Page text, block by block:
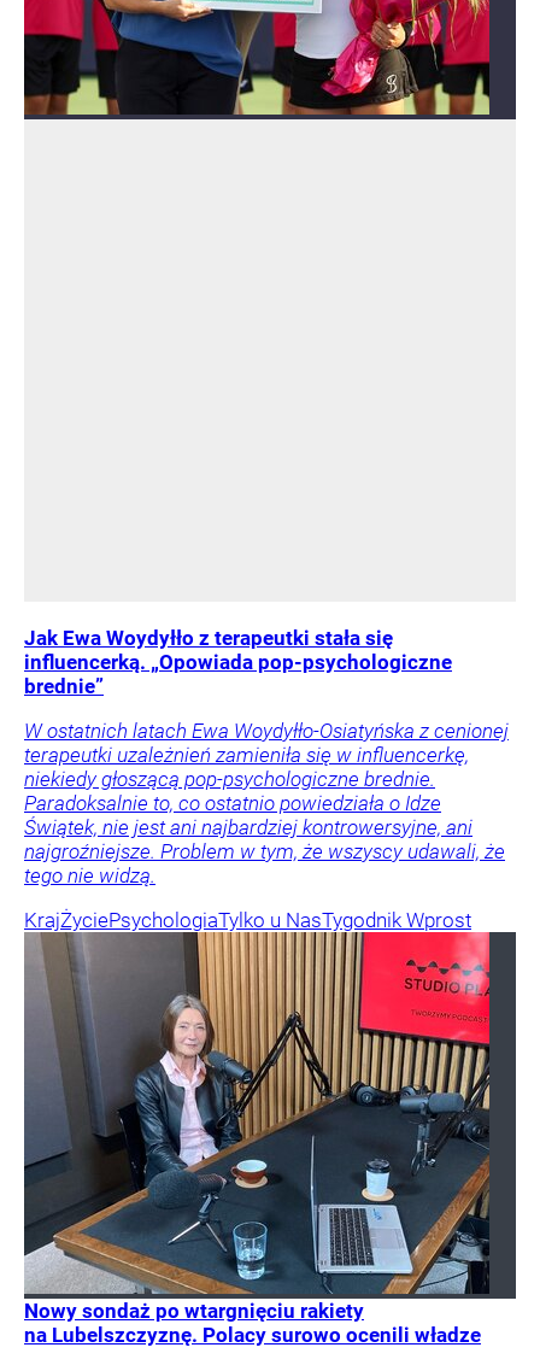
Jak Ewa Woydyłło z terapeutki stała się
influencerką. „Opowiada pop-psychologiczne
brednie”
W ostatnich latach Ewa Woydyłło-Osiatyńska z cenionej
terapeutki uzależnień zamieniła się w influencerkę,
niekiedy głoszącą pop-psychologiczne brednie.
Paradoksalnie to, co ostatnio powiedziała o Idze
Świątek, nie jest ani najbardziej kontrowersyjne, ani
najgroźniejsze. Problem w tym, że wszyscy udawali, że
tego nie widzą.
KrajŻyciePsychologiaTylko u NasTygodnik Wprost
Nowy sondaż po wtargnięciu rakiety
na Lubelszczyznę. Polacy surowo ocenili władze